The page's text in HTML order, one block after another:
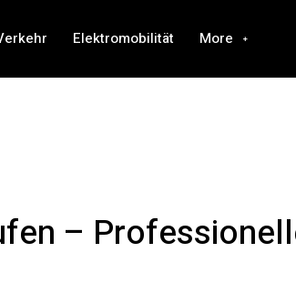
Elektromobilität More
–